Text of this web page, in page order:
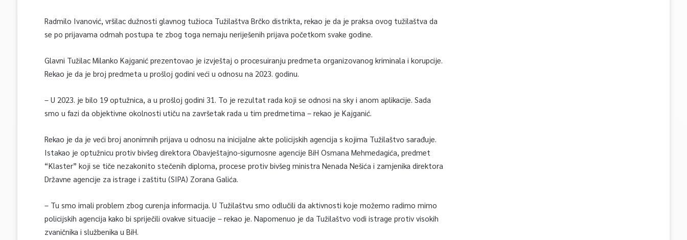
Radmilo Ivanović, vršilac dužnosti glavnog tužioca Tužilaštva Brčko distrikta, rekao je da je praksa ovog tužilaštva da
se po prijavama odmah postupa te zbog toga nemaju neriješenih prijava početkom svake godine.
Glavni Tužilac Milanko Kajganić prezentovao je izvještaj o procesuiranju predmeta organizovanog kriminala i korupcije.
Rekao je da je broj predmeta u prošloj godini veći u odnosu na 2023. godinu.
– U 2023. je bilo 19 optužnica, a u prošloj godini 31. To je rezultat rada koji se odnosi na sky i anom aplikacije. Sada
smo u fazi da objektivne okolnosti utiču na završetak rada u tim predmetima – rekao je Kajganić.
Rekao je da je veći broj anonimnih prijava u odnosu na inicijalne akte policijskih agencija s kojima Tužilaštvo sarađuje.
Istakao je optužnicu protiv bivšeg direktora Obavještajno-sigurnosne agencije BiH Osmana Mehmedagića, predmet
“Klaster” koji se tiče nezakonito stečenih diploma, procese protiv bivšeg ministra Nenada Nešića i zamjenika direktora
Državne agencije za istrage i zaštitu (SIPA) Zorana Galića.
– Tu smo imali problem zbog curenja informacija. U Tužilaštvu smo odlučili da aktivnosti koje možemo radimo mimo
policijskih agencija kako bi spriječili ovakve situacije – rekao je. Napomenuo je da Tužilaštvo vodi istrage protiv visokih
zvaničnika i službenika u BiH.